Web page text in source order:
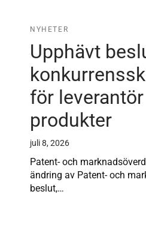
NYHETER
Upphävt
för leverantör
produkter
juli 8, 2026
Patent- och
ändring av Patent- och
beslut,…